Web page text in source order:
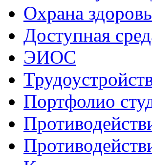
Охрана
Доступная
ЭИОС
Портфолио